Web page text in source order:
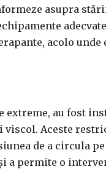
asupra
acolo unde
au fost
viscol. Aceste
de a circula
a permite o